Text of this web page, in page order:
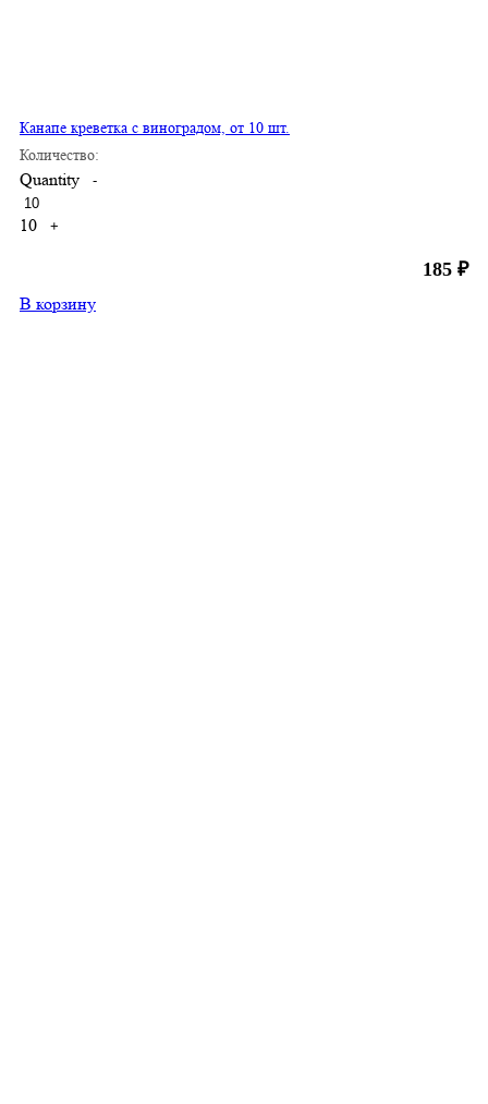
Канапе креветка с виноградом, от 10 шт.
Количество:
Quantity -
10 +
185 ₽
В корзину